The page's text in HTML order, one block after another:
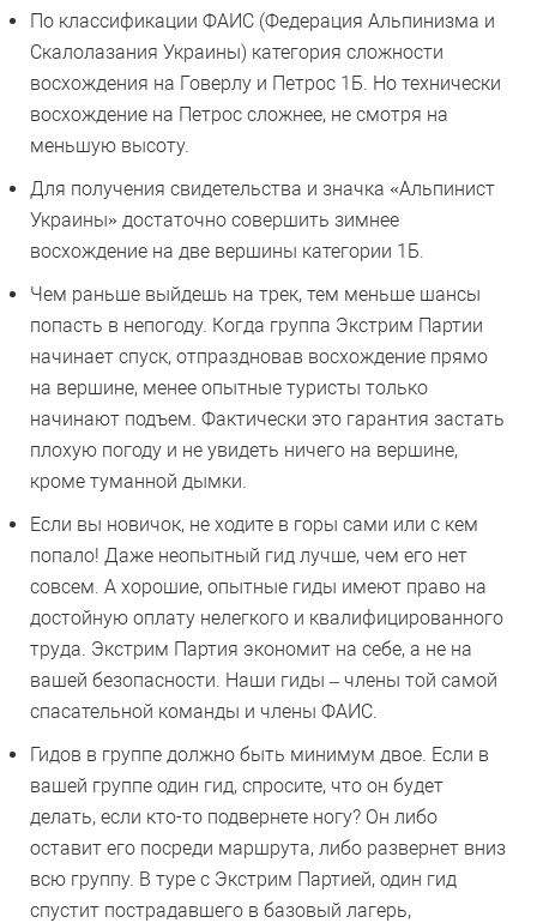
По классификации ФАИС (Федерация Альпинизма и
Скалолазания Украины) категория сложности
восхождения на Говерлу и Петрос 1Б. Но технически
восхождение на Петрос сложнее, не смотря на
меньшую высоту.
Для получения свидетельства и значка «Альпинист
Украины» достаточно совершить зимнее
восхождение на две вершины категории 1Б.
Чем раньше выйдешь на трек, тем меньше шансы
попасть в непогоду. Когда группа Экстрим Партии
начинает спуск, отпраздновав восхождение прямо
на вершине, менее опытные туристы только
начинают подъем. Фактически это гарантия застать
плохую погоду и не увидеть ничего на вершине,
кроме туманной дымки.
Если вы новичок, не ходите в горы сами или с кем
попало! Даже неопытный гид лучше, чем его нет
совсем. А хорошие, опытные гиды имеют право на
достойную оплату нелегкого и квалифицированного
труда. Экстрим Партия экономит на себе, а не на
вашей безопасности. Наши гиды – члены той самой
спасательной команды и члены ФАИС.
Гидов в группе должно быть минимум двое. Если в
вашей группе один гид, спросите, что он будет
делать, если кто-то подвернете ногу? Он либо
оставит его посреди маршрута, либо развернет вниз
всю группу. В туре с Экстрим Партией, один гид
спустит пострадавшего в базовый лагерь,